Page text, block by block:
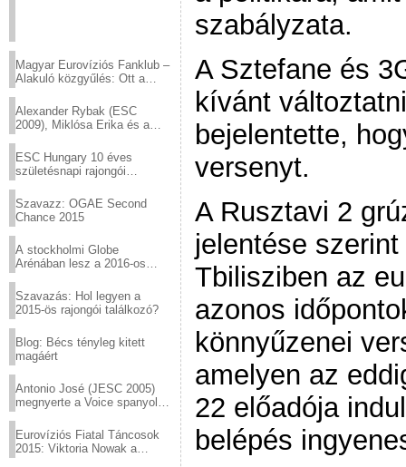
Magyar Eurovíziós Fanklub –
Alakuló közgyűlés: Ott a
Alexander Rybak (ESC
2009), Miklósa Erika és a
sztárjai a Margitszigeten
ESC Hungary 10 éves
születésnapi rajongói
Szavazz: OGAE Second
Chance 2015
A stockholmi Globe
Arénában lesz a 2016-os
Szavazás: Hol legyen a
2015-ös rajongói találkozó?
Blog: Bécs tényleg kitett
magáért
Antonio José (JESC 2005)
megnyerte a Voice spanyol
Eurovíziós Fiatal Táncosok
2015: Viktoria Nowak a
szabályzata.
A Sztefane és
kívánt
bejelentette,
versenyt.
A Rusztavi 2
jelentése
Tbilisziben az
azonos
könnyűzenei
amelyen az
22 előadója
belépés